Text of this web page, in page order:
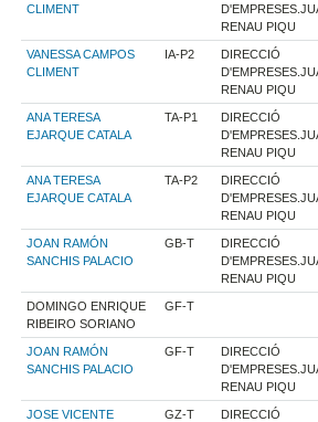
CLIMENT
RENAU PIQU
VANESSA CAMPOS
CLIMENT
IA-P2
DIRECCIÓ
RENAU PIQU
ANA TERESA
EJARQUE CATALA
TA-P1
DIRECCIÓ
RENAU PIQU
ANA TERESA
EJARQUE CATALA
TA-P2
DIRECCIÓ
RENAU PIQU
JOAN RAMÓN
SANCHIS PALACIO
GB-T
DIRECCIÓ
RENAU PIQU
DOMINGO ENRIQUE
RIBEIRO SORIANO
GF-T
JOAN RAMÓN
SANCHIS PALACIO
GF-T
DIRECCIÓ
RENAU PIQU
JOSE VICENTE
GZ-T
DIRECCIÓ